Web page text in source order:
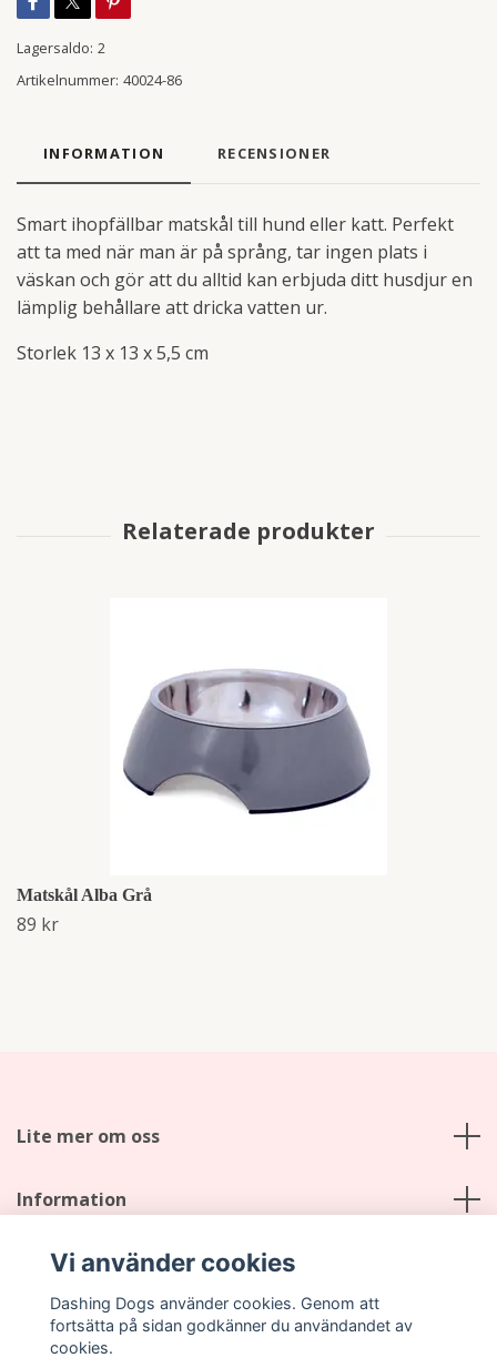
Lagersaldo: 2
Artikelnummer: 40024-86
INFORMATION RECENSIONER
Smart ihopfällbar matskål till hund eller katt. Perfekt
att ta med när man är på språng, tar ingen plats i
väskan och gör att du alltid kan erbjuda ditt husdjur en
lämplig behållare att dricka vatten ur.
Storlek 13 x 13 x 5,5 cm
Matskål Alba Grå
89 kr
Lite mer om oss
Information
Sociala medier
Vi använder cookies
Dashing Dogs använder cookies. Genom att
fortsätta på sidan godkänner du användandet av
cookies.